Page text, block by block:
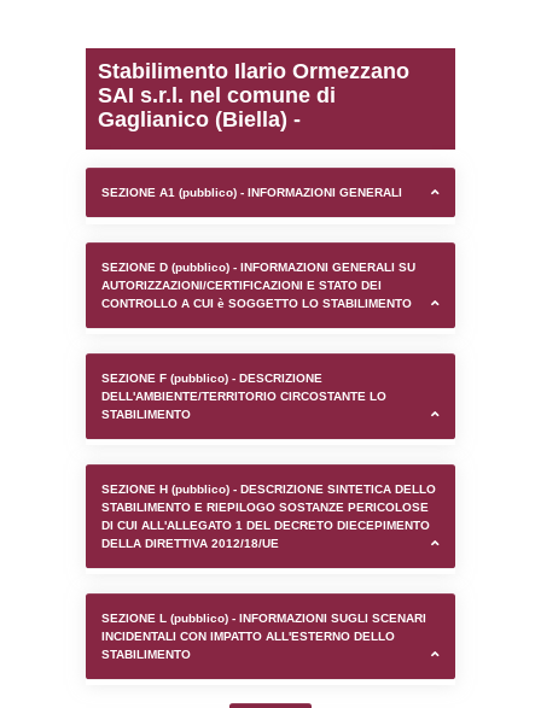
0.00020599365234375
sql: SELECT `tablename`, `userlevelid`,
executionMS: 0.00095891952514648
Stabilimento Ilario
SAI s.r.l. nel comune di
Gaglianico (Biella) -
SEZIONE A1 (pubblico) - INFORMAZIONI
SEZIONE D (pubblico) - INFORMAZIONI